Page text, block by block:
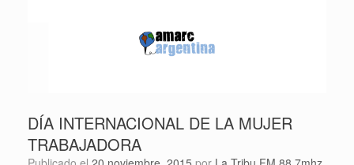
DÍA INTERNACIONAL DE LA MUJER
TRABAJADORA